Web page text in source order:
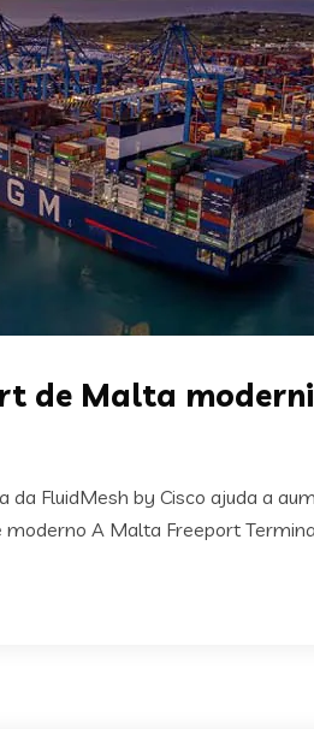
de Malta
da FluidMesh by Cisco ajuda a
A Malta Freeport